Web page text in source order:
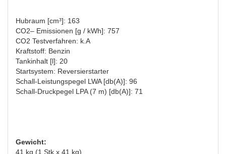
Hubraum [cm³]: 163
CO2– Emissionen [g / kWh]: 757
CO2 Testverfahren: k.A
Kraftstoff: Benzin
Tankinhalt [l]: 20
Startsystem: Reversierstarter
Schall-Leistungspegel LWA [db(A)]: 96
Schall-Druckpegel LPA (7 m) [db(A)]: 71
Gewicht:
41 kg (1 Stk x 41 kg)